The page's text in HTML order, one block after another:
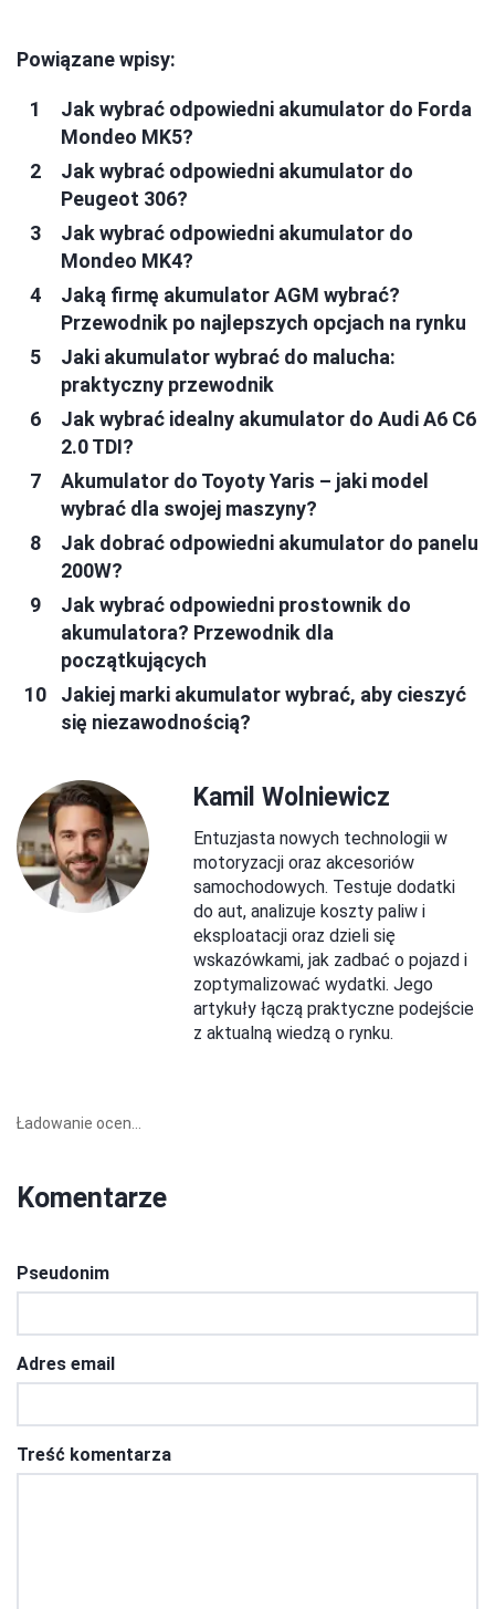
Powiązane wpisy:
Jak wybrać odpowiedni akumulator do Forda
Mondeo MK5?
Jak wybrać odpowiedni akumulator do
Peugeot 306?
Jak wybrać odpowiedni akumulator do
Mondeo MK4?
Jaką firmę akumulator AGM wybrać?
Przewodnik po najlepszych opcjach na rynku
Jaki akumulator wybrać do malucha:
praktyczny przewodnik
Jak wybrać idealny akumulator do Audi A6 C6
2.0 TDI?
Akumulator do Toyoty Yaris – jaki model
wybrać dla swojej maszyny?
Jak dobrać odpowiedni akumulator do panelu
200W?
Jak wybrać odpowiedni prostownik do
akumulatora? Przewodnik dla
początkujących
Jakiej marki akumulator wybrać, aby cieszyć
się niezawodnością?
Kamil Wolniewicz
Entuzjasta nowych technologii w
motoryzacji oraz akcesoriów
samochodowych. Testuje dodatki
do aut, analizuje koszty paliw i
eksploatacji oraz dzieli się
wskazówkami, jak zadbać o pojazd i
zoptymalizować wydatki. Jego
artykuły łączą praktyczne podejście
z aktualną wiedzą o rynku.
Ładowanie ocen...
Komentarze
Pseudonim
Adres email
Treść komentarza